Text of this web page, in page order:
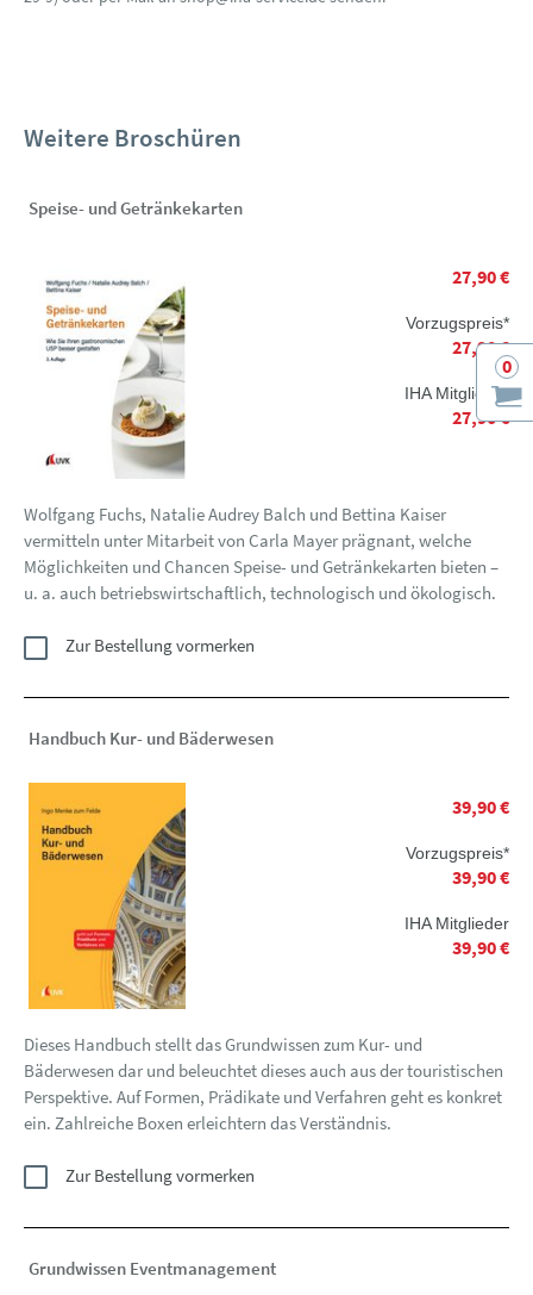
0
Weitere Broschüren
Speise- und Getränkekarten
27,90 €
Vorzugspreis*
27,90 €
IHA Mitglieder
27,90 €
Wolfgang Fuchs, Natalie Audrey Balch und Bettina Kaiser
vermitteln unter Mitarbeit von Carla Mayer prägnant, welche
Möglichkeiten und Chancen Speise- und Getränkekarten bieten –
u. a. auch betriebswirtschaftlich, technologisch und ökologisch.
Zur Bestellung vormerken
Handbuch Kur- und Bäderwesen
39,90 €
Vorzugspreis*
39,90 €
IHA Mitglieder
39,90 €
Dieses Handbuch stellt das Grundwissen zum Kur- und
Bäderwesen dar und beleuchtet dieses auch aus der touristischen
Perspektive. Auf Formen, Prädikate und Verfahren geht es konkret
ein. Zahlreiche Boxen erleichtern das Verständnis.
Zur Bestellung vormerken
Grundwissen Eventmanagement